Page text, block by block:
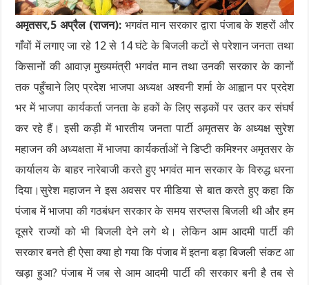
अमृतसर,5 अप्रैल (राजन):भगवंत मान सरकार द्वारा पंजाब के शहरों और
गाँवों में लगाए जा रहे 12 से 14 घंटे के बिजली कटों से परेशान जनता तथा
किसानों की आवाज़ मुख्यमंत्री भगवंत मान तथा उनकी सरकार के कानों
तक पहुँचाने लिए प्रदेश भाजपा अध्यक्ष अश्वनी शर्मा के आह्वान पर प्रदेश
भर में भाजपा कार्यकर्ता जनता के हकों के लिए सड़कों पर उतर कर संघर्ष
कर रहे हैं। इसी कड़ी में भारतीय जनता पार्टी अमृतसर के अध्यक्ष सुरेश
महाजन की अध्यक्षता में भाजपा कार्यकर्ताओं ने डिप्टी कमिश्नर अमृतसर के
कार्यालय के बाहर नारेबाजी करते हुए भगवंत मान सरकार के विरुद्ध धरना
दिया।सुरेश महाजन ने इस अवसर पर मीडिया से बात करते हुए कहा कि
पंजाब में भाजपा की गठबंधन सरकार के समय सरप्लस बिजली थी और हम
दूसरे राज्यों को भी बिजली देने लगे थे। लेकिन आम आदमी पार्टी की
सरकार बनते ही ऐसा क्या हो गया कि पंजाब में इतना बड़ा बिजली संकट आ
खड़ा हुआ? पंजाब में जब से आम आदमी पार्टी की सरकार बनी है तब से